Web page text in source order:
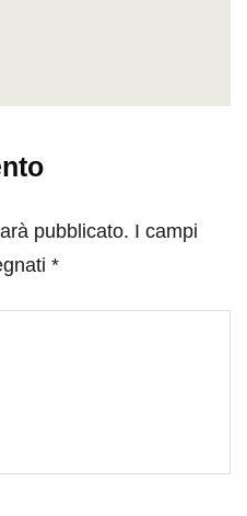
pubblicato. I campi
*